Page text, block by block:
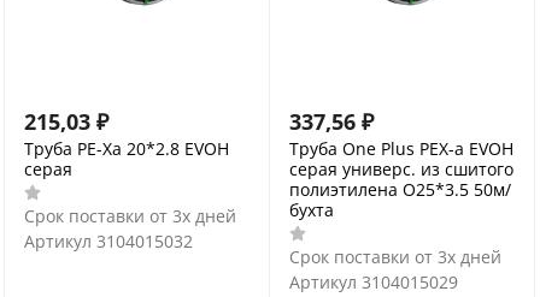
215,03 ₽
Труба PE-Xa 20*2.8 EVOH
серая
Срок поставки от 3х дней
Артикул 3104015032
337,56 ₽
Труба One Plus PEX-a EVOH
серая универс. из сшитого
полиэтилена O25*3.5 50м/
бухта
Срок поставки от 3х дней
Артикул 3104015029